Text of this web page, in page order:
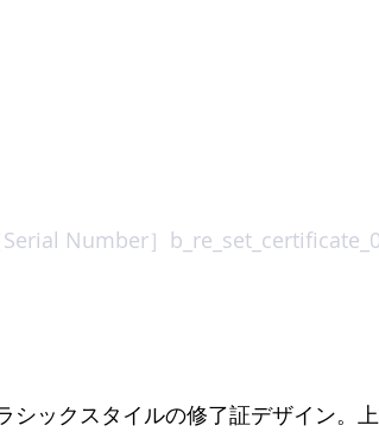
Serial Number］
シックスタイルの修了証デザイン。